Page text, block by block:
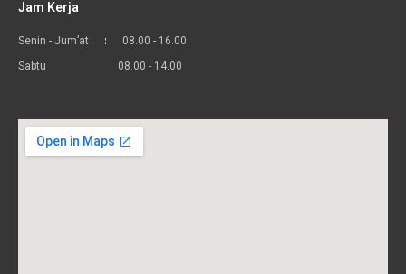
Jam Kerja
Senin - Jum’at
08.00 - 16.00
Sabtu
08.00 - 14.00